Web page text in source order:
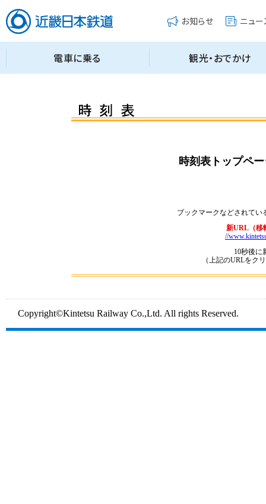
時刻表トップペ
ブックマークなどされて
新URL（移
//
10秒後に
（上記のURLをク